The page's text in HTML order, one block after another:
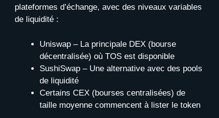
plateformes d’échange, avec des niveaux variables
de liquidité :
Uniswap – La principale DEX (bourse
décentralisée) où TOS est disponible
SushiSwap – Une alternative avec des pools
de liquidité
Certains CEX (bourses centralisées) de
taille moyenne commencent à lister le token